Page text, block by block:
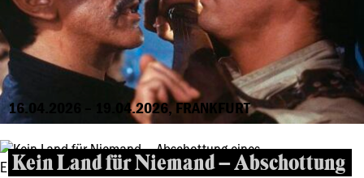
16.04.2026 – 19.04.2026, FRANKFURT
Kein Land für Niemand – Abschottung